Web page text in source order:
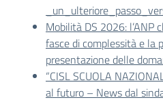
Mobilità DS 2026: l’ANP
fasce di complessità e la
presentazione delle
“CISL SCUOLA
al futuro – News dal